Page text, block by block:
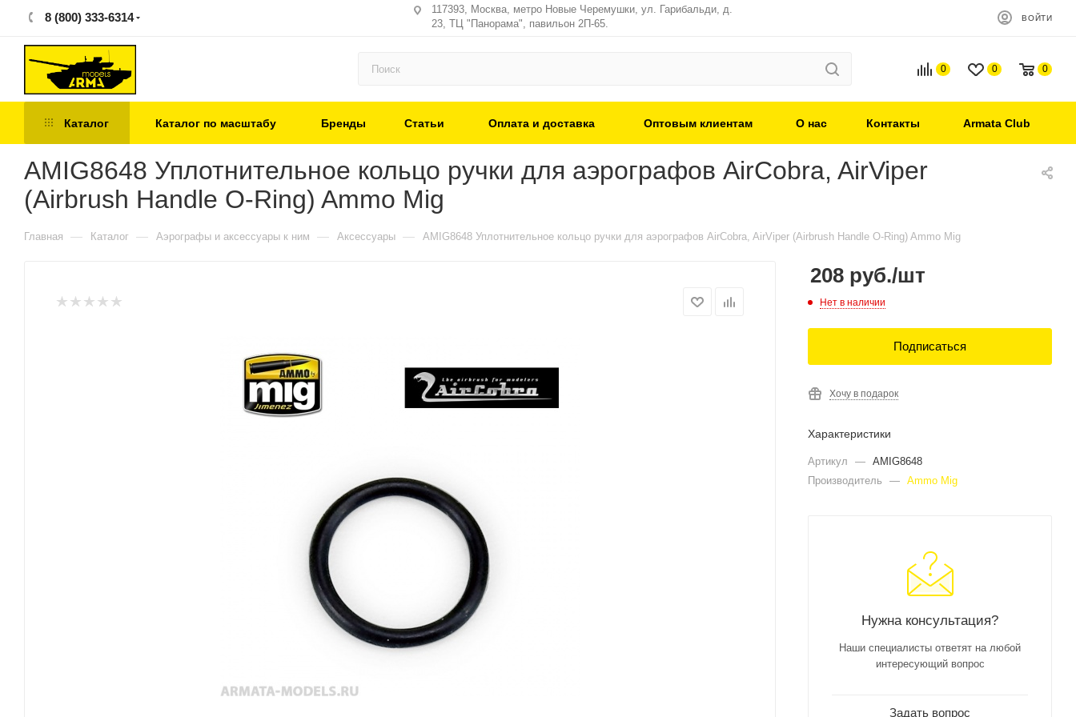
8 (800) 333-6314
117393, Москва, метро Новые Черемушки, ул. Гарибальди, д.
23, ТЦ "Панорама", павильон 2П-65.
ВОЙТИ
0 0 0
Каталог Каталог по масштабу Бренды Статьи Оплата и доставка Оптовым клиентам О нас Контакты Armata Club
AMIG8648 Уплотнительное кольцо ручки для аэрографов AirCobra, AirViper
(Airbrush Handle O-Ring) Ammo Mig
Главная — Каталог — Аэрографы и аксессуары к ним — Аксессуары — AMIG8648 Уплотнительное кольцо ручки для аэрографов AirCobra, AirViper (Airbrush Handle O-Ring) Ammo Mig
208 руб./шт
Нет в наличии
Подписаться
Хочу в подарок
Характеристики
Артикул — AMIG8648
Производитель
— Ammo Mig
Нужна консультация?
Наши специалисты ответят на любой
интересующий вопрос
Задать вопрос